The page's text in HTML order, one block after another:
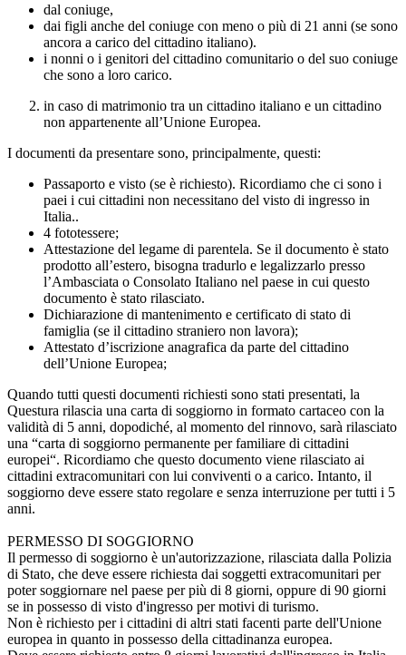
dal coniuge,
dai figli anche del coniuge con meno o più di 21 anni (se sono
ancora a carico del cittadino italiano).
i nonni o i genitori del cittadino comunitario o del suo coniuge
che sono a loro carico.
in caso di matrimonio tra un cittadino italiano e un cittadino
non appartenente all’Unione Europea.
I documenti da presentare sono, principalmente, questi:
Passaporto e visto (se è richiesto). Ricordiamo che ci sono i
paei i cui cittadini non necessitano del visto di ingresso in
Italia..
4 fototessere;
Attestazione del legame di parentela. Se il documento è stato
prodotto all’estero, bisogna tradurlo e legalizzarlo presso
l’Ambasciata o Consolato Italiano nel paese in cui questo
documento è stato rilasciato.
Dichiarazione di mantenimento e certificato di stato di
famiglia (se il cittadino straniero non lavora);
Attestato d’iscrizione anagrafica da parte del cittadino
dell’Unione Europea;
Quando tutti questi documenti richiesti sono stati presentati, la
Questura rilascia una carta di soggiorno in formato cartaceo con la
validità di 5 anni, dopodiché, al momento del rinnovo, sarà rilasciato
una “carta di soggiorno permanente per familiare di cittadini
europei“. Ricordiamo che questo documento viene rilasciato ai
cittadini extracomunitari con lui conviventi o a carico. Intanto, il
soggiorno deve essere stato regolare e senza interruzione per tutti i 5
anni.
PERMESSO DI SOGGIORNO
Il permesso di soggiorno è un'autorizzazione, rilasciata dalla Polizia
di Stato, che deve essere richiesta dai soggetti extracomunitari per
poter soggiornare nel paese per più di 8 giorni, oppure di 90 giorni
se in possesso di visto d'ingresso per motivi di turismo.
Non è richiesto per i cittadini di altri stati facenti parte dell'Unione
europea in quanto in possesso della cittadinanza europea.